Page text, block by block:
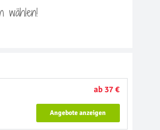
wählen!
ab 37 €
Angebote anzeigen